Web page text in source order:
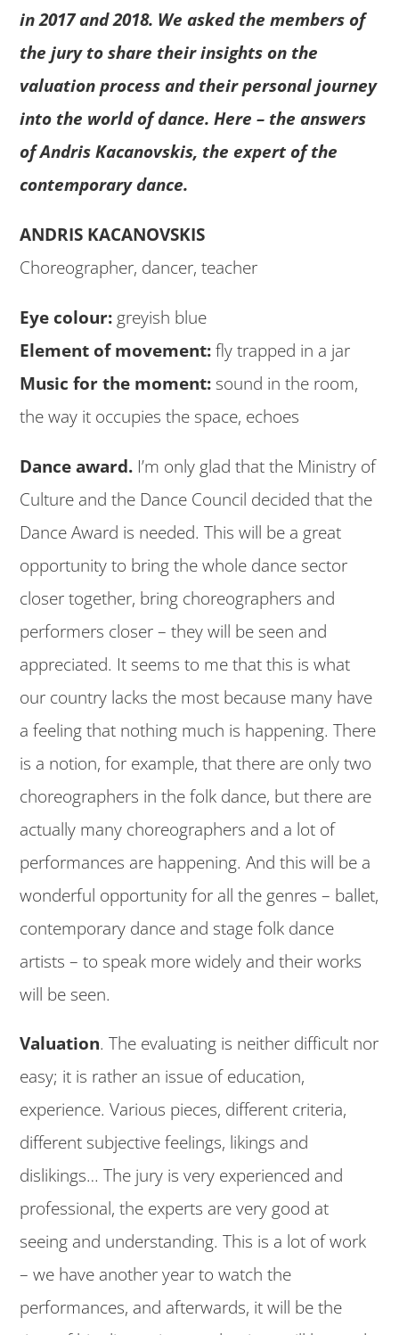
in 2017 and 2018. We asked the members of
the jury to share their insights on the
valuation process and their personal journey
into the world of dance. Here – the answers
of Andris Kacanovskis, the expert of the
contemporary dance.
ANDRIS KACANOVSKIS
Choreographer, dancer, teacher
Eye colour: greyish blue
Element of movement:fly trapped in a jar
Music for the moment: sound in the room,
the way it occupies the space, echoes
Dance award. I’m only glad that the Ministry of
Culture and the Dance Council decided that the
Dance Award is needed. This will be a great
opportunity to bring the whole dance sector
closer together, bring choreographers and
performers closer – they will be seen and
appreciated. It seems to me that this is what
our country lacks the most because many have
a feeling that nothing much is happening. There
is a notion, for example, that there are only two
choreographers in the folk dance, but there are
actually many choreographers and a lot of
performances are happening. And this will be a
wonderful opportunity for all the genres – ballet,
contemporary dance and stage folk dance
artists – to speak more widely and their works
will be seen.
Valuation. The evaluating is neither difficult nor
easy; it is rather an issue of education,
experience. Various pieces, different criteria,
different subjective feelings, likings and
dislikings… The jury is very experienced and
professional, the experts are very good at
seeing and understanding. This is a lot of work
– we have another year to watch the
performances, and afterwards, it will be the